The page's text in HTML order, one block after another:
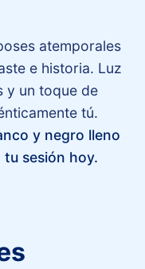
atemporales
e historia. Luz
y un toque de
tú.
y negro lleno
tu sesión hoy.